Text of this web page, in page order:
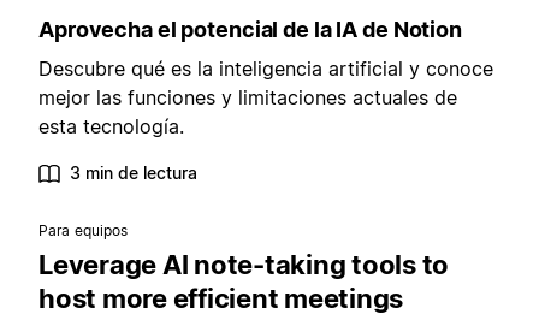
Aprovecha el potencial de la IA de Notion
Descubre qué es la inteligencia artificial y conoce
mejor las funciones y limitaciones actuales de
esta tecnología.
3 min de lectura
Para equipos
Leverage AI note-taking tools to
host more efficient meetings